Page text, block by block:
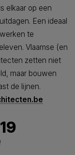
elkaar op een
Een ideaal
te
Vlaamse (en
zetten niet
maar bouwen
de lijnen.